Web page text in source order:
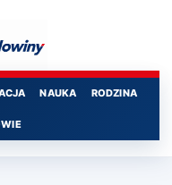
NAUKA RODZINA